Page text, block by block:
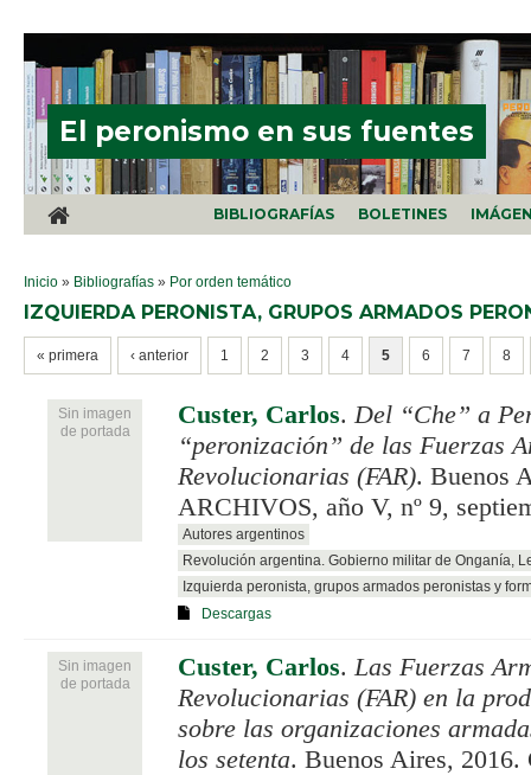
El peronismo en sus fuentes
BIBLIOGRAFÍAS BOLETINES
SE ENCUENTRA USTED AQUÍ
Inicio » Bibliografías » Por orden temático
IZQUIERDA PERONISTA, GRUPOS ARMADOS
PÁGINAS
« primera ‹ anterior 1 2 3 4 5 6 7 8
Sin imagen
de portada
Custer, Carlos. Del “Che” a
“peronización” de las Fuerzas
Revolucionarias (FAR). Buenos
ARCHIVOS, año V, nº 9,
Autores argentinos
Revolución argentina. Gobierno militar de Onganía,
Izquierda peronista, grupos armados peronistas y
Descargas
Sin imagen
de portada
Custer, Carlos. Las Fuerzas
Revolucionarias (FAR) en la
sobre las organizaciones
los setenta. Buenos Aires,